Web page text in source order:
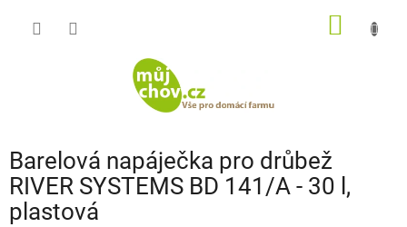
Barelová napáječka pro drůbež
RIVER SYSTEMS BD 141/A - 30 l,
plastová